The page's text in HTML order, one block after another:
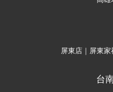
屏東店｜屏東
台